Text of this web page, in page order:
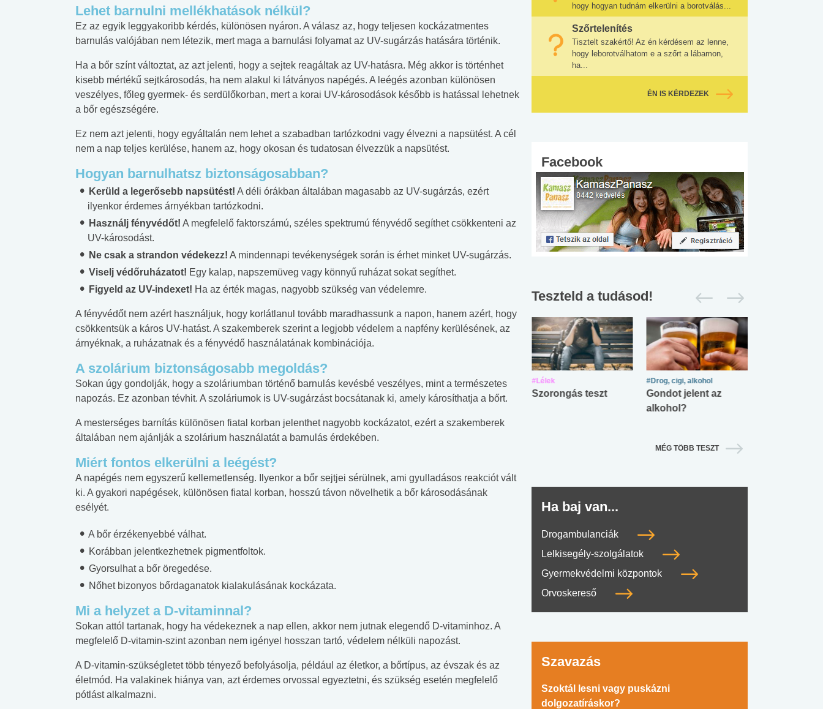
Lehet barnulni mellékhatások nélkül?
Ez az egyik leggyakoribb kérdés, különösen nyáron. A válasz az, hogy teljesen kockázatmentes
barnulás valójában nem létezik, mert maga a barnulási folyamat az UV-sugárzás hatására történik.
Ha a bőr színt változtat, az azt jelenti, hogy a sejtek reagáltak az UV-hatásra. Még akkor is történhet
kisebb mértékű sejtkárosodás, ha nem alakul ki látványos napégés. A leégés azonban különösen
veszélyes, főleg gyermek- és serdülőkorban, mert a korai UV-károsodások később is hatással lehetnek
a bőr egészségére.
Ez nem azt jelenti, hogy egyáltalán nem lehet a szabadban tartózkodni vagy élvezni a napsütést. A cél
nem a nap teljes kerülése, hanem az, hogy okosan és tudatosan élvezzük a napsütést.
Hogyan barnulhatsz biztonságosabban?
Kerüld a legerősebb napsütést! A déli órákban általában magasabb az UV-sugárzás, ezért
ilyenkor érdemes árnyékban tartózkodni.
Használj fényvédőt! A megfelelő faktorszámú, széles spektrumú fényvédő segíthet csökkenteni az
UV-károsodást.
Ne csak a strandon védekezz! A mindennapi tevékenységek során is érhet minket UV-sugárzás.
Viselj védőruházatot! Egy kalap, napszemüveg vagy könnyű ruházat sokat segíthet.
Figyeld az UV-indexet! Ha az érték magas, nagyobb szükség van védelemre.
A fényvédőt nem azért használjuk, hogy korlátlanul tovább maradhassunk a napon, hanem azért, hogy
csökkentsük a káros UV-hatást. A szakemberek szerint a legjobb védelem a napfény kerülésének, az
árnyéknak, a ruházatnak és a fényvédő használatának kombinációja.
A szolárium biztonságosabb megoldás?
Sokan úgy gondolják, hogy a szoláriumban történő barnulás kevésbé veszélyes, mint a természetes
napozás. Ez azonban tévhit. A szoláriumok is UV-sugárzást bocsátanak ki, amely károsíthatja a bőrt.
A mesterséges barnítás különösen fiatal korban jelenthet nagyobb kockázatot, ezért a szakemberek
általában nem ajánlják a szolárium használatát a barnulás érdekében.
Miért fontos elkerülni a leégést?
A napégés nem egyszerű kellemetlenség. Ilyenkor a bőr sejtjei sérülnek, ami gyulladásos reakciót vált
ki. A gyakori napégések, különösen fiatal korban, hosszú távon növelhetik a bőr károsodásának
esélyét.
A bőr érzékenyebbé válhat.
Korábban jelentkezhetnek pigmentfoltok.
Gyorsulhat a bőr öregedése.
Nőhet bizonyos bőrdaganatok kialakulásának kockázata.
Mi a helyzet a D-vitaminnal?
Sokan attól tartanak, hogy ha védekeznek a nap ellen, akkor nem jutnak elegendő D-vitaminhoz. A
megfelelő D-vitamin-szint azonban nem igényel hosszan tartó, védelem nélküli napozást.
A D-vitamin-szükségletet több tényező befolyásolja, például az életkor, a bőrtípus, az évszak és az
életmód. Ha valakinek hiánya van, azt érdemes orvossal egyeztetni, és szükség esetén megfelelő
pótlást alkalmazni.
hogy hogyan tudnám elkerülni a borotválás...
Szőrtelenítés
Tisztelt szakértő! Az én kérdésem az lenne,
hogy leborotválhatom e a szőrt a lábamon,
ha...
ÉN IS KÉRDEZEK
Facebook
Teszteld a tudásod!
#Zöldövezet
Mekkora az ökológiai
#Betegségek
Elsősegély
#Suli, munka
Angol középfokú
No.42
#Suli, munka
Internet-függőség
#Lélek
Szorongás teszt
#Drog, cigi, alkohol
Gondot jelent az
alkohol?
MÉG TÖBB TESZT
Ha baj van...
Drogambulanciák
Lelkisegély-szolgálatok
Gyermekvédelmi központok
Orvoskereső
Szavazás
Szoktál lesni vagy puskázni
dolgozatíráskor?